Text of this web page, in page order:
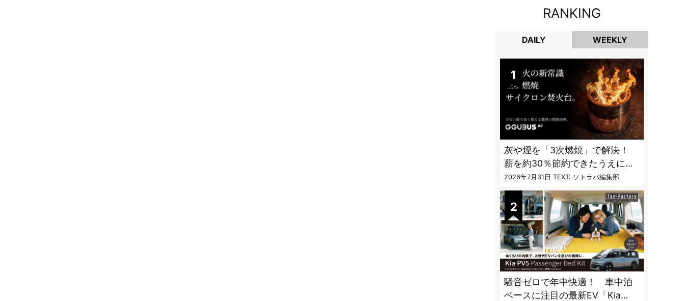
RANKING
DAILY WEEKLY
DAILY
灰や煙を「3次燃焼」で解決！
薪を約30％節約できたうえに炎
も美しくなった焚火台
2026年7月31日 TEXT: ソトラバ編集部
騒音ゼロで年中快適！ 車中泊
ベースに注目の最新EV「Kia